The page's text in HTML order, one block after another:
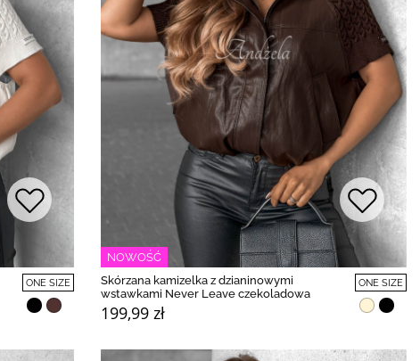
ONE SIZE
NOWOŚĆ
Skórzana kamizelka z dzianinowymi
wstawkami Never Leave czekoladowa
199,99 zł
ONE SIZE